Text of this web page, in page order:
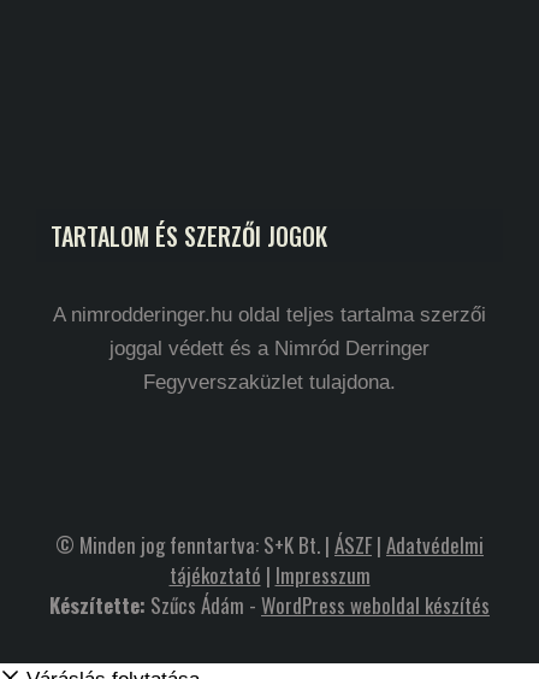
TARTALOM ÉS SZERZŐI JOGOK
A nimrodderinger.hu oldal teljes tartalma szerzői
joggal védett és a Nimród Derringer
Fegyverszaküzlet tulajdona.
© Minden jog fenntartva: S+K Bt. | ÁSZF| Adatvédelmi
tájékoztató | Impresszum
Készítette: Szűcs Ádám - WordPress weboldal készítés